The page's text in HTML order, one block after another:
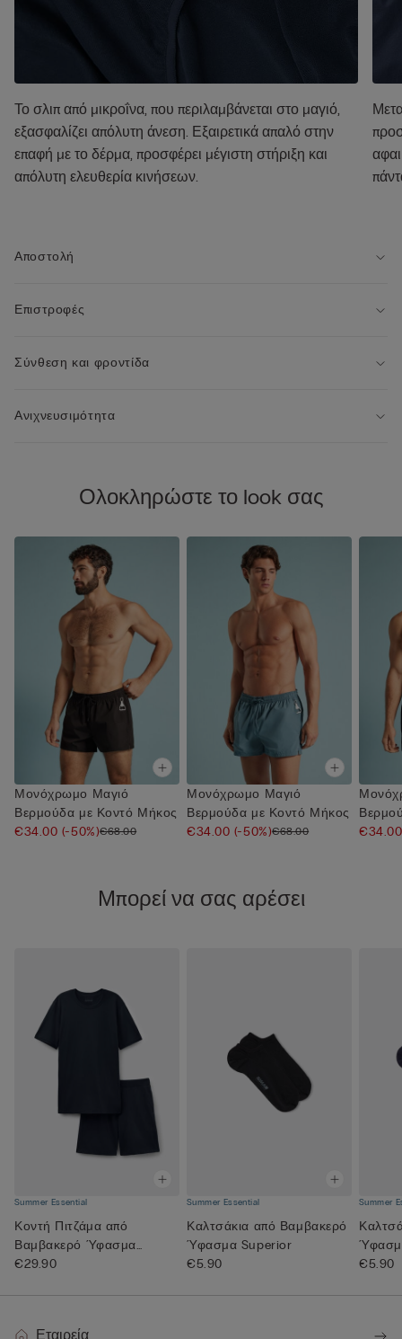
Το σλιπ από μικροΐνα, που περιλαμβάνεται στο μαγιό,
εξασφαλίζει απόλυτη άνεση. Εξαιρετικά απαλό στην
επαφή με το δέρμα, προσφέρει μέγιστη στήριξη και
απόλυτη ελευθερία κινήσεων.
Αποστολή
Επιστροφές
Σύνθεση και φροντίδα
Ανιχνευσιμότητα
Ολοκληρώστε το look σας
Μονόχρωμο Μαγιό
Βερμούδα με Κοντό Μήκος
€34.00 (-50%)€68.00
Μονόχρωμο Μαγιό
Βερμούδα με Κοντό Μήκος
€34.00 (-50%)€68.00
Μπορεί να σας αρέσει
Summer Essential
Κοντή Πιτζάμα από
Βαμβακερό Ύφασμα
Superior
€29.90
Summer Essential
Καλτσάκια από Βαμβακερό
Ύφασμα Superior
€5.90
Summer
€5.90
Εταιρεία